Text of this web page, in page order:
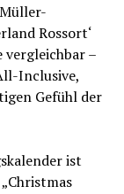
Rossort‘
–
Inclusive,
Gefühl der
ist